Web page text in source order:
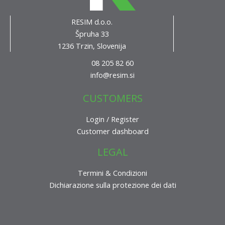
RESIM d.o.o.
Špruha 33
1236 Trzin, Slovenija
08 205 82 60
info@resim.si
CUSTOMERS
Login / Register
Customer dashboard
LEGAL
Termini & Condizioni
Dichiarazione sulla protezione dei dati